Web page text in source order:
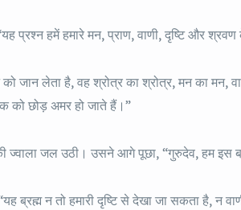
प्रश्न हमें हमारे मन, प्राण, वाणी, दृष्टि और
जान लेता है, वह श्रोत्र का श्रोत्र, मन का मन,
को छोड़ अमर हो जाते हैं।”
ज्वाला जल उठी। उसने आगे पूछा, “गुरुदेव, हम इस
ब्रह्म न तो हमारी दृष्टि से देखा जा सकता है, न